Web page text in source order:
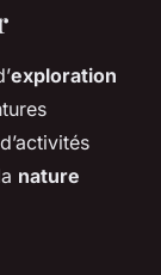
exploration
nature